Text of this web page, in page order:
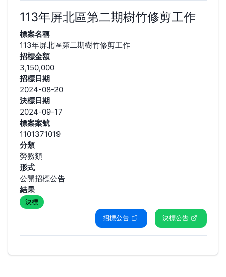
113年屏北區第二期樹竹修剪工作
標案名稱
113年屏北區第二期樹竹修剪工作
招標金額
3,150,000
招標日期
2024-08-20
決標日期
2024-09-17
標案案號
1101371019
分類
勞務類
形式
公開招標公告
結果
決標
招標公告
決標公告